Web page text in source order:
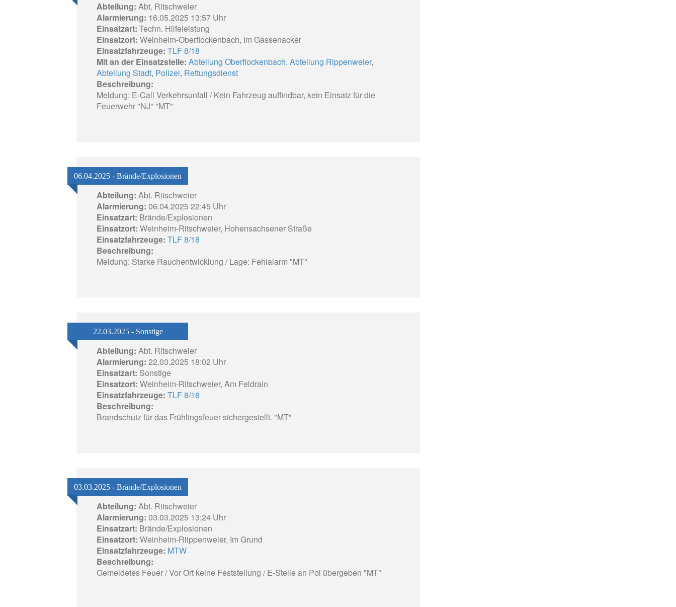
Abteilung: Abt. Ritschweier
Alarmierung: 16.05.2025 13:57 Uhr
Einsatzart: Techn. Hilfeleistung
Einsatzort: Weinheim-Oberflockenbach, Im Gassenacker
Einsatzfahrzeuge: TLF 8/18
Mit an der Einsatzstelle: Abteilung Oberflockenbach, Abteilung Rippenweier,
Abteilung Stadt, Polizei, Rettungsdienst
Beschreibung:
Meldung: E-Call Verkehrsunfall / Kein Fahrzeug auffindbar, kein Einsatz für die
Feuerwehr "NJ" "MT"
06.04.2025 - Brände/Explosionen
Abteilung: Abt. Ritschweier
Alarmierung: 06.04.2025 22:45 Uhr
Einsatzart: Brände/Explosionen
Einsatzort: Weinheim-Ritschweier, Hohensachsener Straße
Einsatzfahrzeuge: TLF 8/18
Beschreibung:
Meldung: Starke Rauchentwicklung / Lage: Fehlalarm "MT"
22.03.2025 - Sonstige
Abteilung: Abt. Ritschweier
Alarmierung: 22.03.2025 18:02 Uhr
Einsatzart: Sonstige
Einsatzort: Weinheim-Ritschweier, Am Feldrain
Einsatzfahrzeuge: TLF 8/18
Beschreibung:
Brandschutz für das Frühlingsfeuer sichergestellt. "MT"
03.03.2025 - Brände/Explosionen
Abteilung: Abt. Ritschweier
Alarmierung: 03.03.2025 13:24 Uhr
Einsatzart: Brände/Explosionen
Einsatzort: Weinheim-Riippenweier, Im Grund
Einsatzfahrzeuge: MTW
Beschreibung:
Gemeldetes Feuer / Vor Ort keine Feststellung / E-Stelle an Pol übergeben "MT"